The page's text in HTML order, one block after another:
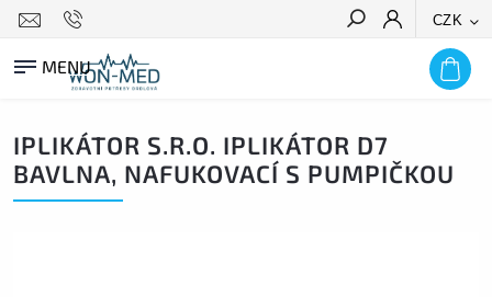
CZK
HLEDAT
IPLIKÁTOR S.R.O. IPLIKÁTOR D7
BAVLNA, NAFUKOVACÍ S PUMPIČKOU